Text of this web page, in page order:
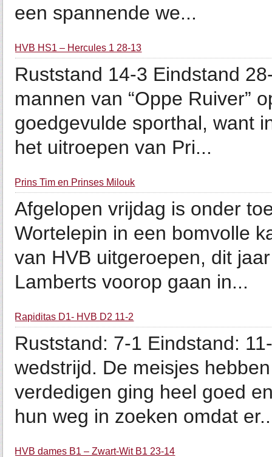
een spannende we...
HVB HS1 – Hercules 1 28-13
Ruststand 14-3 Eindstand
mannen van “Oppe Ruiver”
goedgevulde sporthal, want
het uitroepen van Pri...
Prins Tim en Prinses Milouk
Afgelopen vrijdag is onder
Wortelepin in een bomvolle
van HVB uitgeroepen, dit
Lamberts voorop gaan in...
Rapiditas D1- HVB D2 11-2
Ruststand: 7-1 Eindstand:
wedstrijd. De meisjes
verdedigen ging heel goed
hun weg in zoeken omdat
HVB dames B1 – Zwart-Wit B1 23-14